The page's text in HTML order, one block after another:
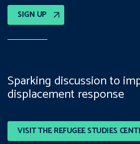
SIGN UP
VISIT THE REFUGEE STUDIES
Sparking discussion to
displacement response